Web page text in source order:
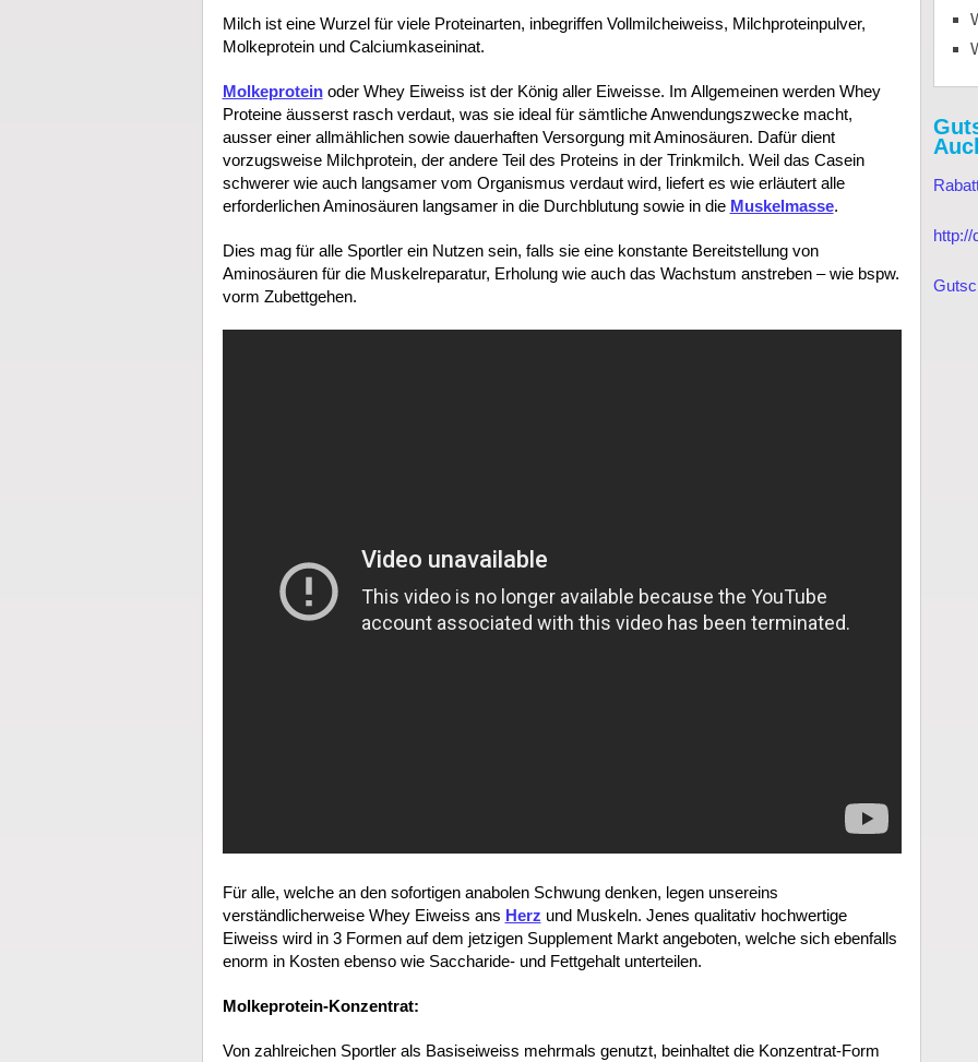
Milch ist eine Wurzel für viele Proteinarten, inbegriffen Vollmilcheiweiss, Milchproteinpulver,
Molkeprotein und Calciumkaseininat.
Molkeproteinoder Whey Eiweiss ist der König aller Eiweisse. Im Allgemeinen werden Whey
Proteine äusserst rasch verdaut, was sie ideal für sämtliche Anwendungszwecke macht,
ausser einer allmählichen sowie dauerhaften Versorgung mit Aminosäuren. Dafür dient
vorzugsweise Milchprotein, der andere Teil des Proteins in der Trinkmilch. Weil das Casein
schwerer wie auch langsamer vom Organismus verdaut wird, liefert es wie erläutert alle
erforderlichen Aminosäuren langsamer in die Durchblutung sowie in die Muskelmasse.
Dies mag für alle Sportler ein Nutzen sein, falls sie eine konstante Bereitstellung von
Aminosäuren für die Muskelreparatur, Erholung wie auch das Wachstum anstreben – wie bspw.
vorm Zubettgehen.
Für alle, welche an den sofortigen anabolen Schwung denken, legen unsereins
verständlicherweise Whey Eiweiss ans Herz und Muskeln. Jenes qualitativ hochwertige
Eiweiss wird in 3 Formen auf dem jetzigen Supplement Markt angeboten, welche sich ebenfalls
enorm in Kosten ebenso wie Saccharide- und Fettgehalt unterteilen.
Molkeprotein-Konzentrat:
Von zahlreichen Sportler als Basiseiweiss mehrmals genutzt, beinhaltet die Konzentrat-Form